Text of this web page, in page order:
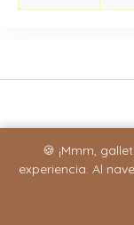
🍪 ¡Mmm,
experiencia. Al